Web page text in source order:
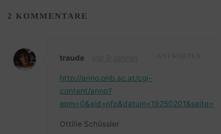
2 KOMMENTARE
traude
http://anno.onb.ac.at/cgi-
content/anno?
Ottilie Schüssler